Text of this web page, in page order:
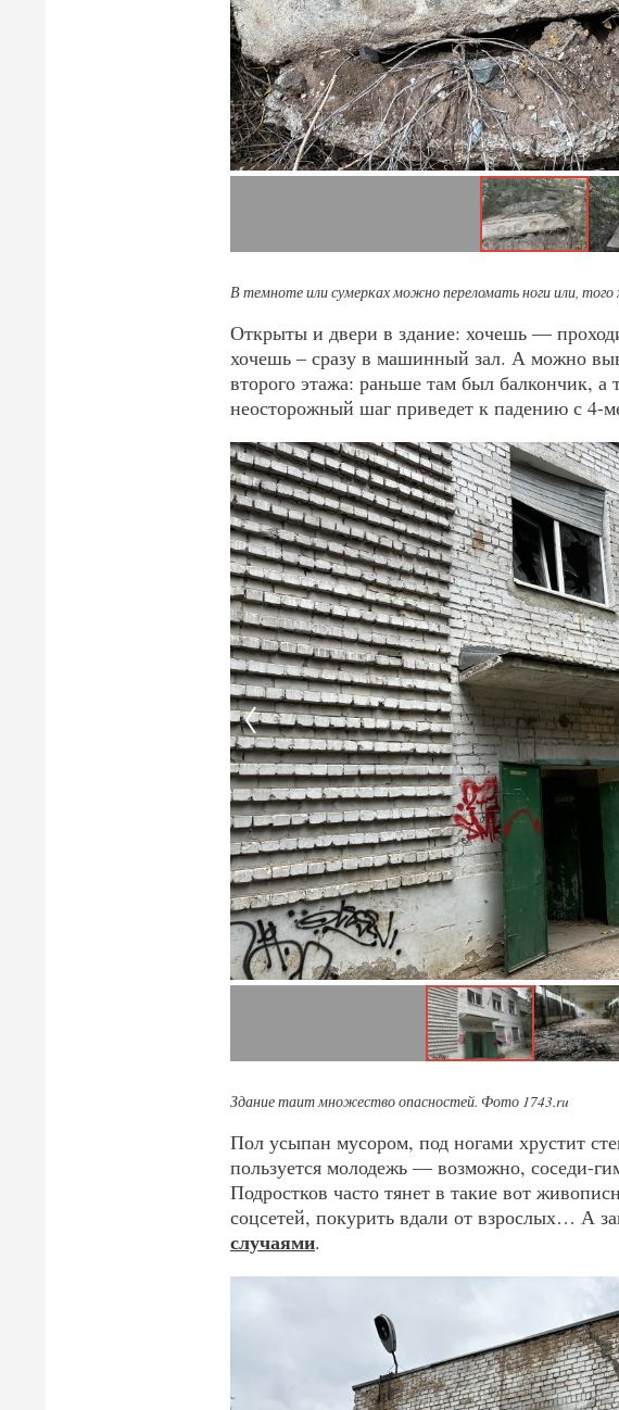
В темноте или сумерках можно переломать ноги или,
Открыты и двери в здание: хочешь —
хочешь – сразу в машинный зал. А можно
второго этажа: раньше там был балкончик, а
неосторожный шаг приведет к падению с 4-
Здание таит множество опасностей. Фото 1743.ru
Пол усыпан мусором, под ногами хрустит
пользуется молодежь — возможно, соседи-
Подростков часто тянет в такие вот
соцсетей, покурить вдали от взрослых… А
случаями.